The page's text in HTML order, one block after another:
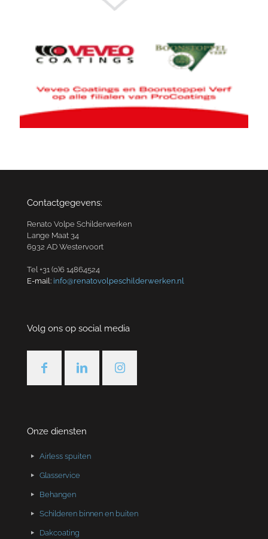
Contactgegevens:
Renato Volpe Schilderwerken
Lange Maat 34
6932 AD Westervoort
Tel +31 (0)6 14864524
E-mail: info@renatovolpeschilderwerken.nl
Volg ons op social media
Onze diensten
Airless spuiten
Glasservice
Behangen
Schilderen binnen en buiten
Dakcoating